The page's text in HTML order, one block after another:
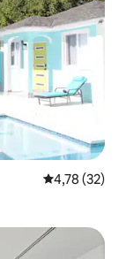
Средна
4,78 (32)